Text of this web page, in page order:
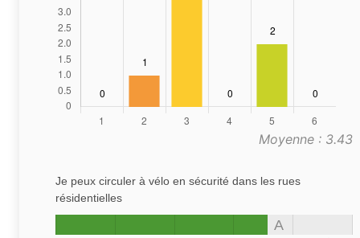
Moyenne : 3.43
Je peux circuler à vélo en sécurité dans les rues
résidentielles
A